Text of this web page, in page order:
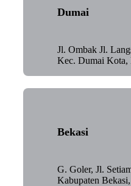
Dumai
Jl. Ombak Jl.
Kec. Dumai Kota,
Bekasi
G. Goler, Jl.
Kabupaten